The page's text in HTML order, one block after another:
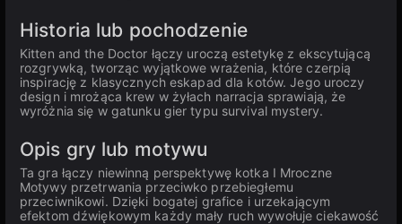
Historia lub pochodzenie
Kitten and the Doctor łączy uroczą estetykę z ekscytującą
rozgrywką, tworząc wyjątkowe wrażenia, które czerpią
inspirację z klasycznych eskapad dla kotów. Jego uroczy
design i mrożąca krew w żyłach narracja sprawiają, że
wyróżnia się w gatunku gier typu survival mystery.
Opis gry lub motywu
Ta gra łączy niewinną perspektywę kotka I Mroczne
Motywy przetrwania przeciwko przebiegłemu
przeciwnikowi. Dzięki bogatej grafice i urzekającym
efektom dźwiękowym każdy mały ruch wywołuje ciekawość